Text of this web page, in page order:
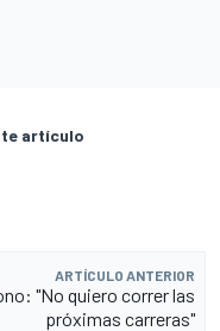
artículo
ARTÍCULO ANTERIOR
"No quiero correr las
próximas carreras"